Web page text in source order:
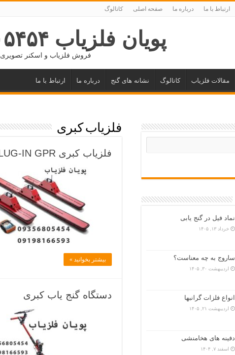
ارتباط با ما درباره ما صفحه اصلی کاتالوگ
پویان فلزیاب ۰۹۳۵۶۸۰۵۴۵۴
فروش فلزیاب و اسکنر تصویری
مقالات فلزیاب کاتالوگ نشانه های گنج درباره ما ارتباط با ما
فلزیاب کبری
فلزیاب کبری COBRA PLUG-IN GPR
بیشتر بخوانید »
دستگاه گنج یاب کبری
نماد فیل در گنج یابی
خرداد ۱۳, ۱۴۰۵
ساروج به چه معناست؟
اردیبهشت ۳۰, ۱۴۰۵
انواع فلزات گرانبها
اردیبهشت ۲۱, ۱۴۰۵
دفینه های هخامنشی
اسفند ۷, ۱۴۰۴